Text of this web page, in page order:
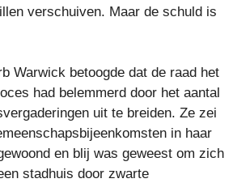
verschuiven. Maar de schuld is
Warwick betoogde dat de raad het
had belemmerd door het aantal
uit te breiden. Ze zei
in haar
en blij was geweest om zich
stadhuis door zwarte